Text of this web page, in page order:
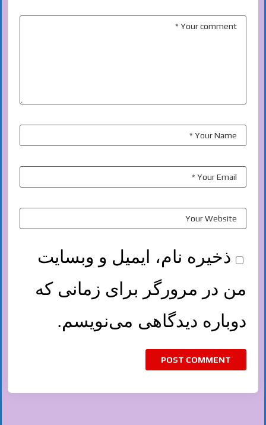
ذخیره نام، ایمیل و وبسایت
من در مرورگر برای زمانی که
دوباره دیدگاهی می‌نویسم.